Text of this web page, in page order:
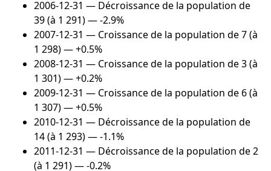
2006-12-31 — Décroissance de la population de
39 (à 1 291) — -2.9%
2007-12-31 — Croissance de la population de 7 (à
1 298) — +0.5%
2008-12-31 — Croissance de la population de 3 (à
1 301) — +0.2%
2009-12-31 — Croissance de la population de 6 (à
1 307) — +0.5%
2010-12-31 — Décroissance de la population de
14 (à 1 293) — -1.1%
2011-12-31 — Décroissance de la population de 2
(à 1 291) — -0.2%